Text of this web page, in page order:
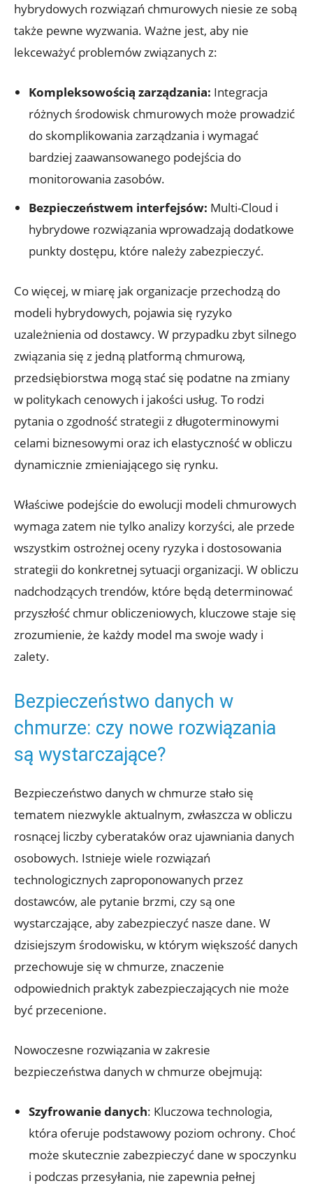
hybrydowych rozwiązań chmurowych niesie ze​ sobą
także pewne wyzwania. Ważne ⁢jest,⁢ aby nie
lekceważyć ⁤problemów⁢ związanych z:
Kompleksowością‌ zarządzania: ‍Integracja
różnych środowisk⁢ chmurowych może prowadzić
do skomplikowania zarządzania i wymagać
bardziej zaawansowanego ⁢podejścia do
monitorowania zasobów.
Bezpieczeństwem ‌interfejsów: Multi-Cloud i
hybrydowe rozwiązania wprowadzają dodatkowe
punkty dostępu, które należy zabezpieczyć.
Co więcej, ⁣w miarę jak organizacje przechodzą do
modeli ‌hybrydowych, ‌pojawia się ryzyko
uzależnienia ⁤od dostawcy. W ​przypadku zbyt silnego
związania się z jedną platformą chmurową,
⁣przedsiębiorstwa mogą stać się podatne na zmiany
w politykach cenowych⁣ i jakości usług. To rodzi
⁣pytania o zgodność strategii z długoterminowymi
celami ‌biznesowymi⁣ oraz⁣ ich ‍elastyczność w ⁣obliczu
dynamicznie zmieniającego się rynku.
Właściwe podejście do⁣ ewolucji modeli ​chmurowych
wymaga ⁢zatem​ nie tylko analizy ⁤korzyści, ale przede‌
wszystkim ostrożnej oceny ⁤ryzyka i ‌dostosowania⁢
strategii do konkretnej sytuacji organizacji. W obliczu
nadchodzących trendów,​ które będą determinować
przyszłość chmur ‍obliczeniowych,⁢ kluczowe staje się
zrozumienie, ​że⁤ każdy model ma swoje wady i
zalety.
Bezpieczeństwo danych ⁤w
chmurze: czy nowe⁣ rozwiązania
są wystarczające?
Bezpieczeństwo danych w‌ chmurze ‌stało się
tematem niezwykle aktualnym, ​zwłaszcza ⁢w obliczu
rosnącej liczby cyberataków oraz ujawniania danych
osobowych. Istnieje⁤ wiele rozwiązań
technologicznych ‌zaproponowanych przez
dostawców, ale pytanie brzmi, czy są one
wystarczające, ⁣aby zabezpieczyć nasze dane. W
dzisiejszym środowisku,‍ w którym większość danych
przechowuje się w chmurze, znaczenie
⁢odpowiednich praktyk zabezpieczających nie może
być ⁤przecenione.
Nowoczesne ⁣rozwiązania w ⁣zakresie
bezpieczeństwa danych w chmurze obejmują:
Szyfrowanie danych: Kluczowa technologia,
która oferuje podstawowy poziom ochrony. Choć
może skutecznie zabezpieczyć dane​ w spoczynku
‍i podczas przesyłania, ⁤nie zapewnia pełnej